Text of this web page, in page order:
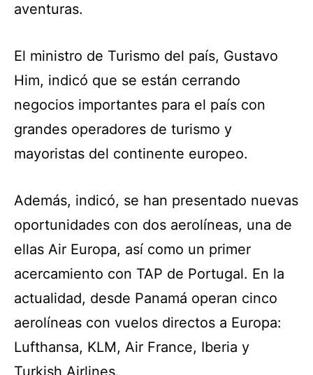
aventuras.
El ministro de Turismo del país, Gustavo
Him, indicó que se están cerrando
negocios importantes para el país con
grandes operadores de turismo y
mayoristas del continente europeo.
Además, indicó, se han presentado nuevas
oportunidades con dos aerolíneas, una de
ellas Air Europa, así como un primer
acercamiento con TAP de Portugal. En la
actualidad, desde Panamá operan cinco
aerolíneas con vuelos directos a Europa:
Lufthansa, KLM, Air France, Iberia y